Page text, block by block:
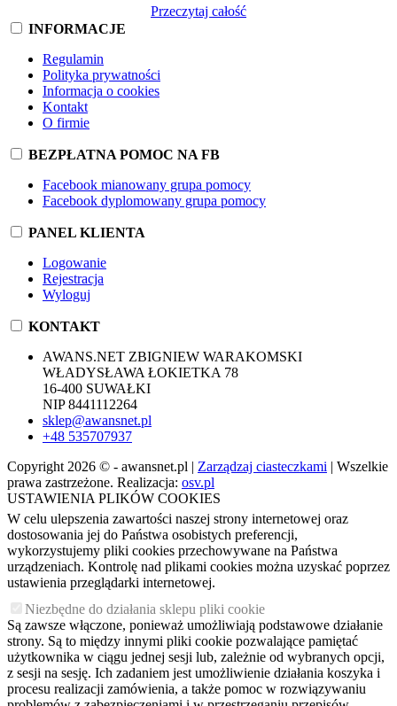
Przeczytaj całość
INFORMACJE
Regulamin
Polityka prywatności
Informacja o cookies
Kontakt
O firmie
BEZPŁATNA POMOC NA FB
Facebook mianowany grupa pomocy
Facebook dyplomowany grupa pomocy
PANEL KLIENTA
Logowanie
Rejestracja
Wyloguj
KONTAKT
AWANS.NET ZBIGNIEW WARAKOMSKI
WŁADYSŁAWA ŁOKIETKA 78
16-400 SUWAŁKI
NIP 8441112264
sklep@awansnet.pl
+48 535707937
Copyright 2026 © - awansnet.pl | Zarządzaj ciasteczkami | Wszelkie
prawa zastrzeżone. Realizacja: osv.pl
USTAWIENIA PLIKÓW COOKIES
W celu ulepszenia zawartości naszej strony internetowej oraz
dostosowania jej do Państwa osobistych preferencji,
wykorzystujemy pliki cookies przechowywane na Państwa
urządzeniach. Kontrolę nad plikami cookies można uzyskać poprzez
ustawienia przeglądarki internetowej.
Niezbędne do działania sklepu pliki cookie
Są zawsze włączone, ponieważ umożliwiają podstawowe działanie
strony. Są to między innymi pliki cookie pozwalające pamiętać
użytkownika w ciągu jednej sesji lub, zależnie od wybranych opcji,
z sesji na sesję. Ich zadaniem jest umożliwienie działania koszyka i
procesu realizacji zamówienia, a także pomoc w rozwiązywaniu